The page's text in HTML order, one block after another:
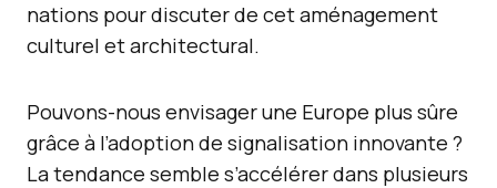
nations pour discuter de cet aménagement
culturel et architectural.
Pouvons-nous envisager une Europe plus sûre
grâce à l’adoption de signalisation innovante ?
La tendance semble s’accélérer dans plusieurs